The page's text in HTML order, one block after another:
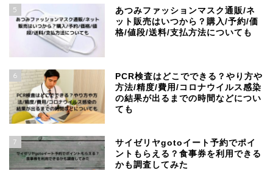
5
あつみファッションマスク通販/ネ
ット販売はいつから？購入/予約/価
格/値段/送料/支払方法についても
6
PCR検査はどこでできる？やり方や
方法/精度/費用/コロナウイルス感染
の結果が出るまでの時間などについ
ても
7
サイゼリヤgotoイート予約でポイ
ントもらえる？食事券を利用できる
かも調査してみた